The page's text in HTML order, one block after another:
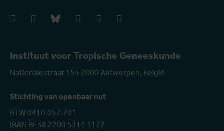
Instituut voor Tropische Geneeskunde
Nationalestraat 155 2000 Antwerpen, België
Stichting van openbaar nut
BTW 0410.057.701
IBAN BE38 2200 5311 1172
facebookinstagrambluesky linkedIn youtube